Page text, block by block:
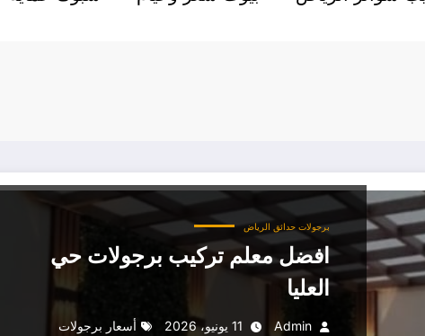
برجولات حدائق الرياض
افضل معلم تركيب برجولات حي
العليا
Admin 11 يونيو، 2026
أسعار برجولات